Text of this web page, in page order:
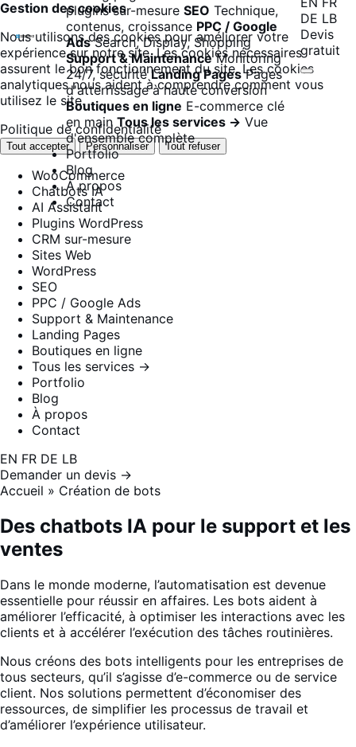
Gestion des cookies
Nous utilisons des cookies pour améliorer votre
expérience sur notre site. Les cookies nécessaires
assurent le bon fonctionnement du site. Les cookies
analytiques nous aident à comprendre comment vous
utilisez le site.
Politique de confidentialité
Tout accepter Personnaliser Tout refuser
plugins sur-mesure SEO Technique,
contenus, croissance PPC / Google
Ads Search, Display, Shopping
Support & Maintenance Monitoring
24/7, sécurité Landing Pages Pages
d'atterrissage à haute conversion
Boutiques en ligne E-commerce clé
en main Tous les services → Vue
d'ensemble complète
Portfolio
Blog
À propos
Contact
DE LB
Devis
gratuit
WooCommerce
Chatbots IA
AI Assistant
Plugins WordPress
CRM sur-mesure
Sites Web
WordPress
SEO
PPC / Google Ads
Support & Maintenance
Landing Pages
Boutiques en ligne
Tous les services →
Portfolio
Blog
À propos
Contact
EN FR DE LB
Demander un devis →
Accueil » Création de bots
Des chatbots IA pour le support et les
ventes
Dans le monde moderne, l’automatisation est devenue
essentielle pour réussir en affaires. Les bots aident à
améliorer l’efficacité, à optimiser les interactions avec les
clients et à accélérer l’exécution des tâches routinières.
Nous créons des bots intelligents pour les entreprises de
tous secteurs, qu’il s’agisse d’e-commerce ou de service
client. Nos solutions permettent d’économiser des
ressources, de simplifier les processus de travail et
d’améliorer l’expérience utilisateur.